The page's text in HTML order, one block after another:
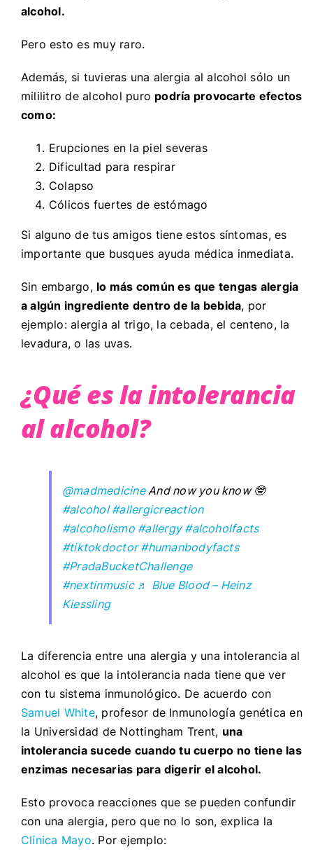
alcohol.
Pero esto es muy raro.
Además, si tuvieras una alergia al alcohol sólo un
mililitro de alcohol puro podría provocarte efectos
como:
Erupciones en la piel severas
Dificultad para respirar
Colapso
Cólicos fuertes de estómago
Si alguno de tus amigos tiene estos síntomas, es
importante que busques ayuda médica inmediata.
Sin embargo, lo más común es que tengas alergia
a algún ingrediente dentro de la bebida, por
ejemplo: alergia al trigo, la cebada, el centeno, la
levadura, o las uvas.
¿Qué es la intolerancia
al alcohol?
@madmedicineAnd now you know 🤓
#alcohol #allergicreaction
#alcoholismo #allergy #alcoholfacts
#tiktokdoctor #humanbodyfacts
#PradaBucketChallenge
#nextinmusic ♬ Blue Blood – Heinz
Kiessling
La diferencia entre una alergia y una intolerancia al
alcohol es que la intolerancia nada tiene que ver
con tu sistema inmunológico. De acuerdo con
Samuel White, profesor de Inmunología genética en
la Universidad de Nottingham Trent, una
intolerancia sucede cuando tu cuerpo no tiene las
enzimas necesarias para digerir el alcohol.
Esto provoca reacciones que se pueden confundir
con una alergia, pero que no lo son, explica la
Clínica Mayo. Por ejemplo: